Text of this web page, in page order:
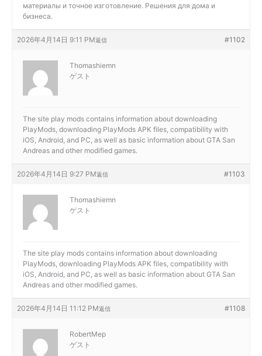
материалы и точное изготовление. Решения для дома и
бизнеса.
2026年4月14日 9:11 PM #1102
返信
Thomashiemn
ゲスト
The site play mods contains information about downloading
PlayMods, downloading PlayMods APK files, compatibility with
iOS, Android, and PC, as well as basic information about GTA San
Andreas and other modified games.
2026年4月14日 9:27 PM #1103
返信
Thomashiemn
ゲスト
The site play mods contains information about downloading
PlayMods, downloading PlayMods APK files, compatibility with
iOS, Android, and PC, as well as basic information about GTA San
Andreas and other modified games.
2026年4月14日 11:12 PM #1108
返信
RobertMep
ゲスト